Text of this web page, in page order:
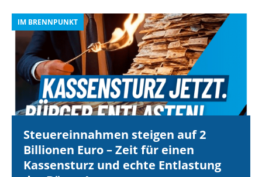
IM BRENNPUNKT
Steuereinnahmen steigen auf 2
Billionen Euro – Zeit für einen
Kassensturz und echte Entlastung